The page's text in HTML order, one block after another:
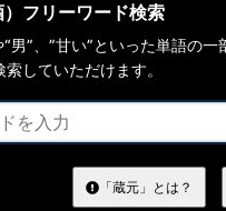
フリーワード検索
“男”、”甘い”といった単語の
索していただけます。
「蔵元」とは？